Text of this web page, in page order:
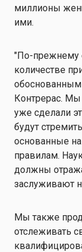
миллионы
ими.
"По-прежнему
количестве
обоснованным
Контрерас.
уже сделали
будут
основанные
правилам.
должны
заслуживают
Мы также
отслеживать